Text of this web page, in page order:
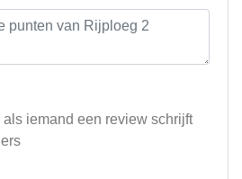
iemand een review schrijft